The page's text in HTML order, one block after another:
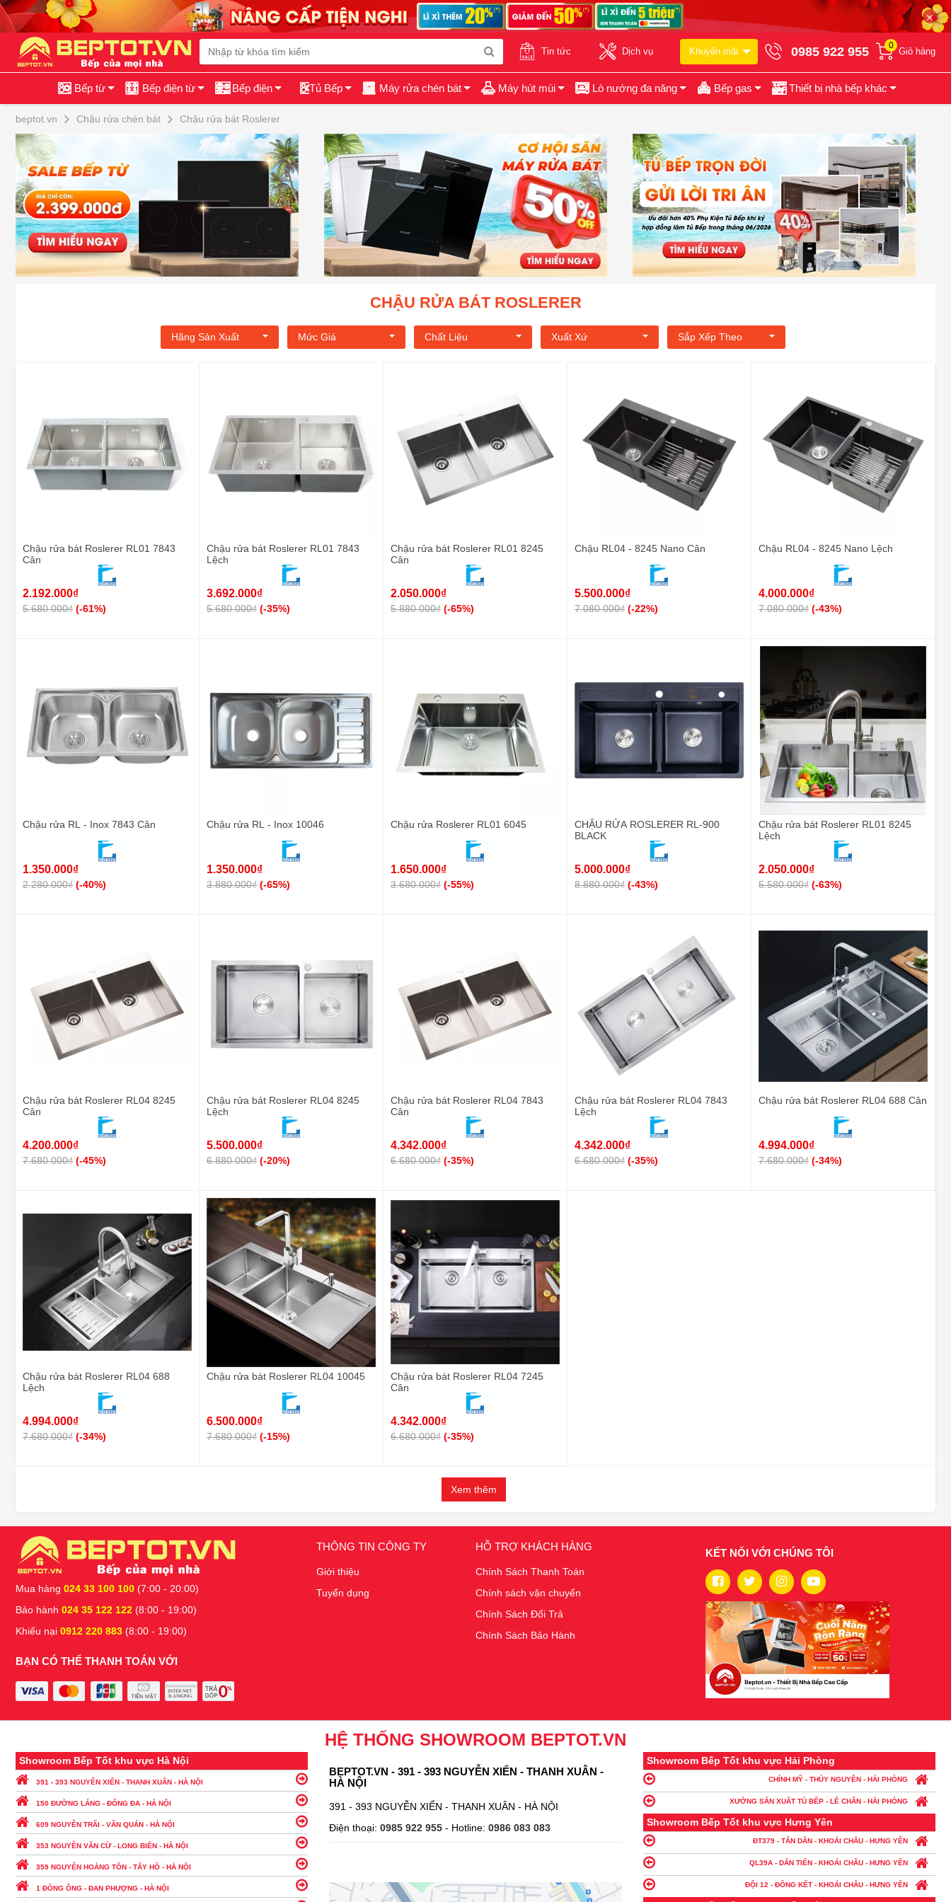
✕
Tin tức Dịch vụ Khuyến mãi 0985 922 955 0
Giỏ hàng
Bếp từ Bếp điện từ Bếp điện Tủ Bếp Máy rửa chén bát Máy hút mùi Lò nướng đa năng Bếp gas Thiết bị nhà bếp khác
beptot.vn Chậu rửa chén bát Chậu rửa bát Roslerer
CHẬU RỬA BÁT ROSLERER
Hãng Sản Xuất Mức Giá Chất Liệu Xuất Xứ Sắp Xếp Theo
Chậu rửa bát Roslerer RL01 7843
Cân
2.192.000₫
5.680.000₫ (-61%)
Chậu rửa bát Roslerer RL01 7843
Lệch
3.692.000₫
5.680.000₫ (-35%)
Chậu rửa bát Roslerer RL01 8245
Cân
2.050.000₫
5.880.000₫ (-65%)
Chậu RL04 - 8245 Nano Cân
5.500.000₫
7.080.000₫ (-22%)
Chậu RL04 - 8245 Nano Lệch
4.000.000₫
7.080.000₫ (-43%)
Chậu rửa RL - Inox 7843 Cân
1.350.000₫
2.280.000₫ (-40%)
Chậu rửa RL - Inox 10046
1.350.000₫
3.880.000₫ (-65%)
Chậu rửa Roslerer RL01 6045
1.650.000₫
3.680.000₫ (-55%)
CHẬU RỬA ROSLERER RL-900
BLACK
5.000.000₫
8.880.000₫ (-43%)
Chậu rửa bát Roslerer RL01 8245
Lệch
2.050.000₫
5.580.000₫ (-63%)
Chậu rửa bát Roslerer RL04 8245
Cân
4.200.000₫
7.680.000₫ (-45%)
Chậu rửa bát Roslerer RL04 8245
Lệch
5.500.000₫
6.880.000₫ (-20%)
Chậu rửa bát Roslerer RL04 7843
Cân
4.342.000₫
6.680.000₫ (-35%)
Chậu rửa bát Roslerer RL04 7843
Lệch
4.342.000₫
6.680.000₫ (-35%)
Chậu rửa bát Roslerer RL04 688 Cân
4.994.000₫
7.680.000₫ (-34%)
Chậu rửa bát Roslerer RL04 688
Lệch
4.994.000₫
7.680.000₫ (-34%)
Chậu rửa bát Roslerer RL04 10045
6.500.000₫
7.680.000₫ (-15%)
Chậu rửa bát Roslerer RL04 7245
Cân
4.342.000₫
6.680.000₫ (-35%)
Xem thêm
Mua hàng 024 33 100 100 (7:00 - 20:00)
Bảo hành 024 35 122 122 (8:00 - 19:00)
Khiếu nại 0912 220 883 (8:00 - 19:00)
BẠN CÓ THỂ THANH TOÁN VỚI
THÔNG TIN CÔNG TY
Giới thiệu
Tuyển dụng
HỖ TRỢ KHÁCH HÀNG
Chính Sách Thanh Toán
Chính sách vận chuyển
Chính Sách Đổi Trả
Chính Sách Bảo Hành
KẾT NỐI VỚI CHÚNG TÔI
HỆ THỐNG SHOWROOM BEPTOT.VN
Showroom Bếp Tốt khu vực Hà Nội
391 - 393 NGUYỄN XIỂN - THANH XUÂN - HÀ NỘI
150 ĐƯỜNG LÁNG - ĐỐNG ĐA - HÀ NỘI
609 NGUYỄN TRÃI - VĂN QUÁN - HÀ NỘI
353 NGUYỄN VĂN CỪ - LONG BIÊN - HÀ NỘI
359 NGUYỄN HOÀNG TÔN - TÂY HỒ - HÀ NỘI
1 ĐỒNG ÔNG - ĐAN PHƯỢNG - HÀ NỘI
BEPTOT.VN - 391 - 393 NGUYỄN XIỂN - THANH XUÂN -
HÀ NỘI
391 - 393 NGUYỄN XIỂN - THANH XUÂN - HÀ NỘI
Điện thoại:0985 922 955- Hotline:0986 083 083
Showroom Bếp Tốt khu vực Hải Phòng
CHÍNH MỸ - THỦY NGUYÊN - HẢI PHÒNG
XƯỞNG SẢN XUẤT TỦ BẾP - LÊ CHÂN - HẢI PHÒNG
Showroom Bếp Tốt khu vực Hưng Yên
ĐT379 - TÂN DÂN - KHOÁI CHÂU - HƯNG YÊN
QL39A - DÂN TIẾN - KHOÁI CHÂU - HƯNG YÊN
ĐỘI 12 - ĐÔNG KẾT - KHOÁI CHÂU - HƯNG YÊN